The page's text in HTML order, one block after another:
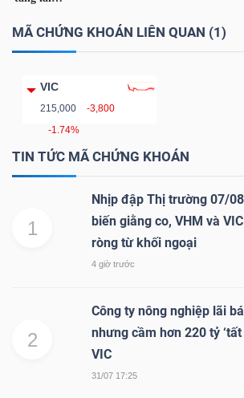
MÃ CHỨNG KHOÁN LIÊN QUAN (1)
VIC
215,000
-3,800
-1.74%
TIN TỨC MÃ CHỨNG KHOÁN
1
Nhịp đập Thị trường 07/
biến giằng co, VHM và
ròng từ khối ngoại
4 giờ trước
2
Công ty nông nghiệp lãi
nhưng cầm hơn 220 tỷ
VIC
31/07 17:25
NHÂN
PHÂN
TÍCH
VIETSTOCKFINANCE
VĨ